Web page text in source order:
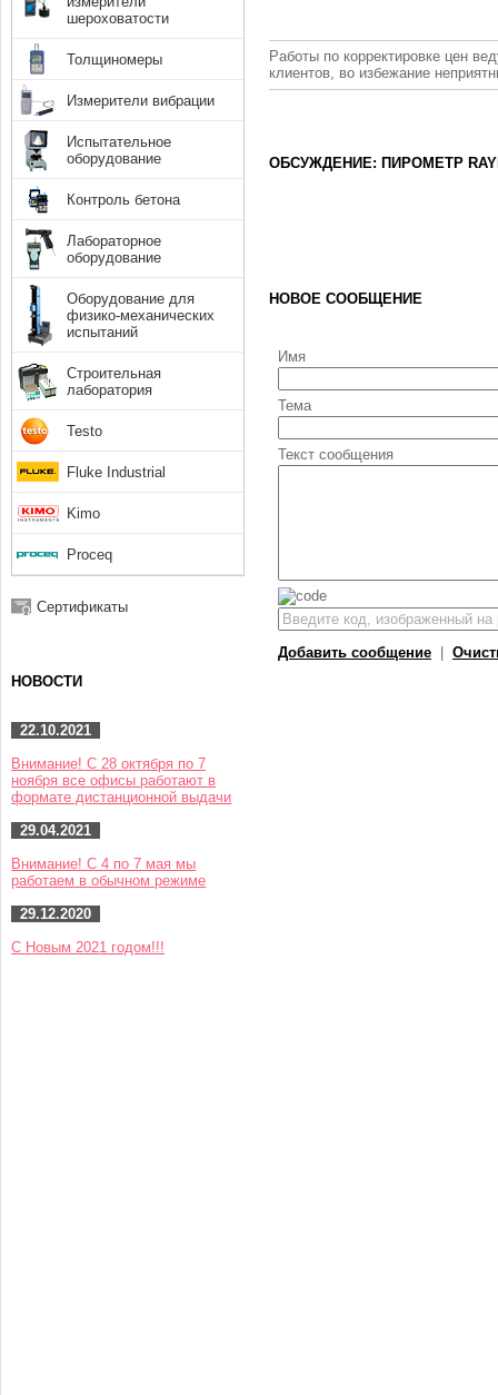
Работы по корректировке цен
клиентов, во избежание
ОБСУЖДЕНИЕ: ПИРОМЕТР
НОВОЕ СООБЩЕНИЕ
Имя
Тема
Текст сообщения
Добавить сообщение
шероховатости
Толщиномеры
Измерители вибрации
Испытательное
оборудование
Контроль бетона
Лабораторное
оборудование
Оборудование для
физико-механических
испытаний
Строительная
лаборатория
Testo
Fluke Industrial
Kimo
Proceq
Сертификаты
НОВОСТИ
22.10.2021
Внимание! С 28 октября по 7
ноября все офисы работают в
формате дистанционной выдачи
29.04.2021
Внимание! С 4 по 7 мая мы
работаем в обычном режиме
29.12.2020
С Новым 2021 годом!!!